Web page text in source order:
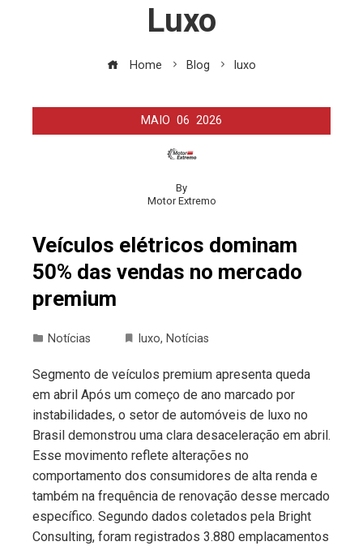
Luxo
Home Blog luxo
MAIO 06 2026
By
Motor Extremo
Veículos elétricos dominam
50% das vendas no mercado
premium
Notícias luxo, Notícias
Segmento de veículos premium apresenta queda
em abril Após um começo de ano marcado por
instabilidades, o setor de automóveis de luxo no
Brasil demonstrou uma clara desaceleração em abril.
Esse movimento reflete alterações no
comportamento dos consumidores de alta renda e
também na frequência de renovação desse mercado
específico. Segundo dados coletados pela Bright
Consulting, foram registrados 3.880 emplacamentos